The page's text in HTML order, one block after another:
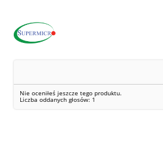
Nie oceniłeś jeszcze tego produktu.
Liczba oddanych głosów: 1